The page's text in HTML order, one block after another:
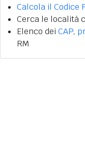
Calcola il Codice
Cerca le località
Elenco dei CAP,
RM